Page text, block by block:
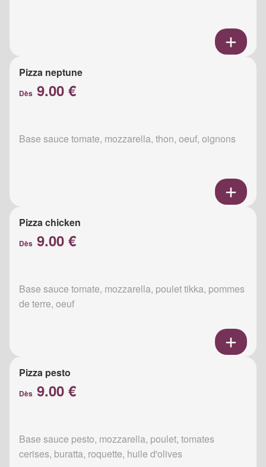
Pizza neptune
Dès 9.00 €
Base sauce tomate, mozzarella, thon, oeuf, oignons
Pizza chicken
Dès 9.00 €
Base sauce tomate, mozzarella, poulet tikka, pommes
de terre, oeuf
Pizza pesto
Dès 9.00 €
Base sauce pesto, mozzarella, poulet, tomates
cerises, buratta, roquette, huile d'olives